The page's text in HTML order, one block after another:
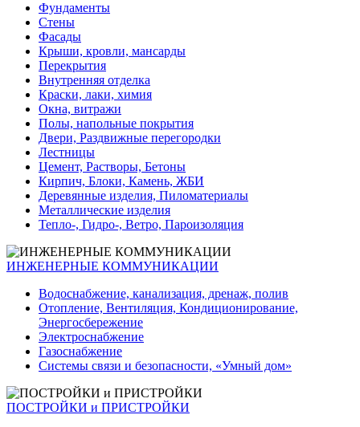
Фундаменты
Стены
Фасады
Крыши, кровли, мансарды
Перекрытия
Внутренняя отделка
Краски, лаки, химия
Окна, витражи
Полы, напольные покрытия
Двери, Раздвижные перегородки
Лестницы
Цемент, Растворы, Бетоны
Кирпич, Блоки, Камень, ЖБИ
Деревянные изделия, Пиломатериалы
Металлические изделия
Тепло-, Гидро-, Ветро, Пароизоляция
ИНЖЕНЕРНЫЕ КОММУНИКАЦИИ
Водоснабжение, канализация, дренаж, полив
Отопление, Вентиляция, Кондиционирование,
Энергосбережение
Электроснабжение
Газоснабжение
Системы связи и безопасности, «Умный дом»
ПОСТРОЙКИ и ПРИСТРОЙКИ